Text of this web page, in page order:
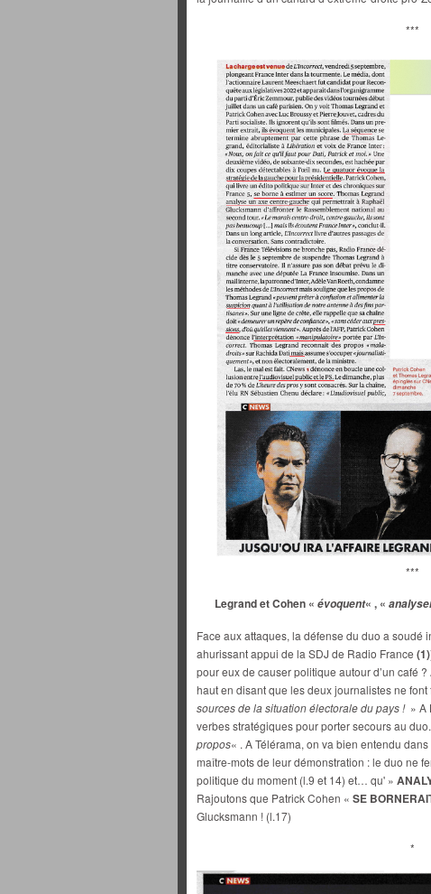
***
***
Legrand et Cohen « évoquent« , «
Face aux attaques, la défense du duo a soudé
ahurissant appui de la SDJ de Radio France (1)
pour eux de causer politique autour d’un café
haut en disant que les deux journalistes ne
sources de la situation électorale du pays ! » A
verbes stratégiques pour porter secours au
propos« . A Télérama, on va bien entendu
maître-mots de leur démonstration : le duo ne
politique du moment (l.9 et 14) et… qu' »
Rajoutons que Patrick Cohen « SE
Glucksmann ! (l.17)
*